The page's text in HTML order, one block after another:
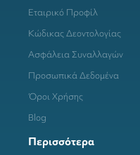
Εταιρικό Προφίλ
Κώδικας Δεοντολογίας
Ασφάλεια Συναλλαγών
Προσωπικά Δεδομένα
Όροι Χρήσης
Blog
Περισσότερα